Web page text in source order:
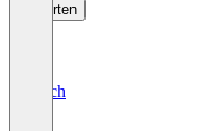
Bewerten
Deutsch